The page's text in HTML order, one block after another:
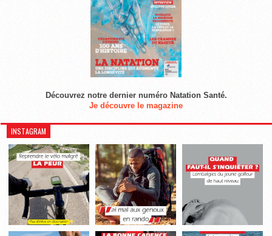
Découvrez notre dernier numéro Natation Santé.
Je découvre le magazine
INSTAGRAM